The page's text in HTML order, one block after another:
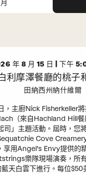
月
年 8 月 15 日 | 下午
白利摩澤餐廳的桃子
田納西州納什維爾
，主廚Nick Fisherkeller
（來自Hachland Hill餐
司」主題活動。屆時，您
Cove
享用Angel's Envy提供的
樂隊現場演奏，所
天白雲下進行。每位$50